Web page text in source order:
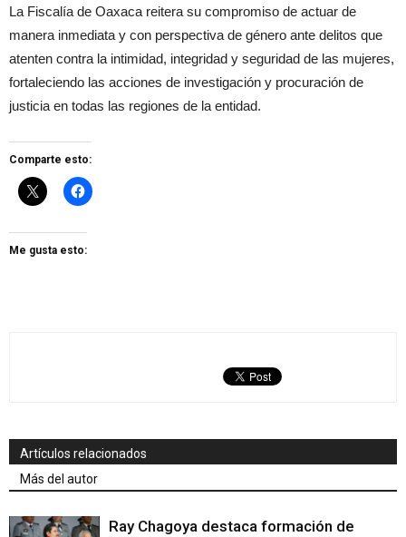
La Fiscalía de Oaxaca reitera su compromiso de actuar de
manera inmediata y con perspectiva de género ante delitos que
atenten contra la intimidad, integridad y seguridad de las mujeres,
fortaleciendo las acciones de investigación y procuración de
justicia en todas las regiones de la entidad.
Comparte esto:
Me gusta esto:
Artículos relacionados
Más del autor
Ray Chagoya destaca formación de